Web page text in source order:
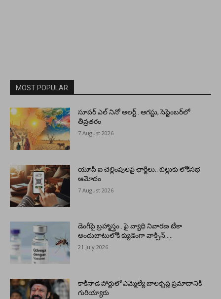
MOST POPULAR
సూపర్ ఎల్ నినో అలర్ట్.. ఆగస్టు, సెప్టెంబర్‌లో
తీవ్రతరం
7 August 2026
యూపీ ఐ చెల్లింపులపై ఛార్జీలు.. బిల్లుకు లోక్‌సభ
ఆమోదం
7 August 2026
డెంగీపై బ్రహ్మాస్త్రం.. పై వ్యాధి నివారణ టీకా
అందుబాటులోకి క్యుడెంగా వాక్సిన్…..
21 July 2026
కాకినాడ పోర్టులో ఎమ్మెల్యే బాలకృష్ణ ప్రమాదానికి
గురియ్యారు